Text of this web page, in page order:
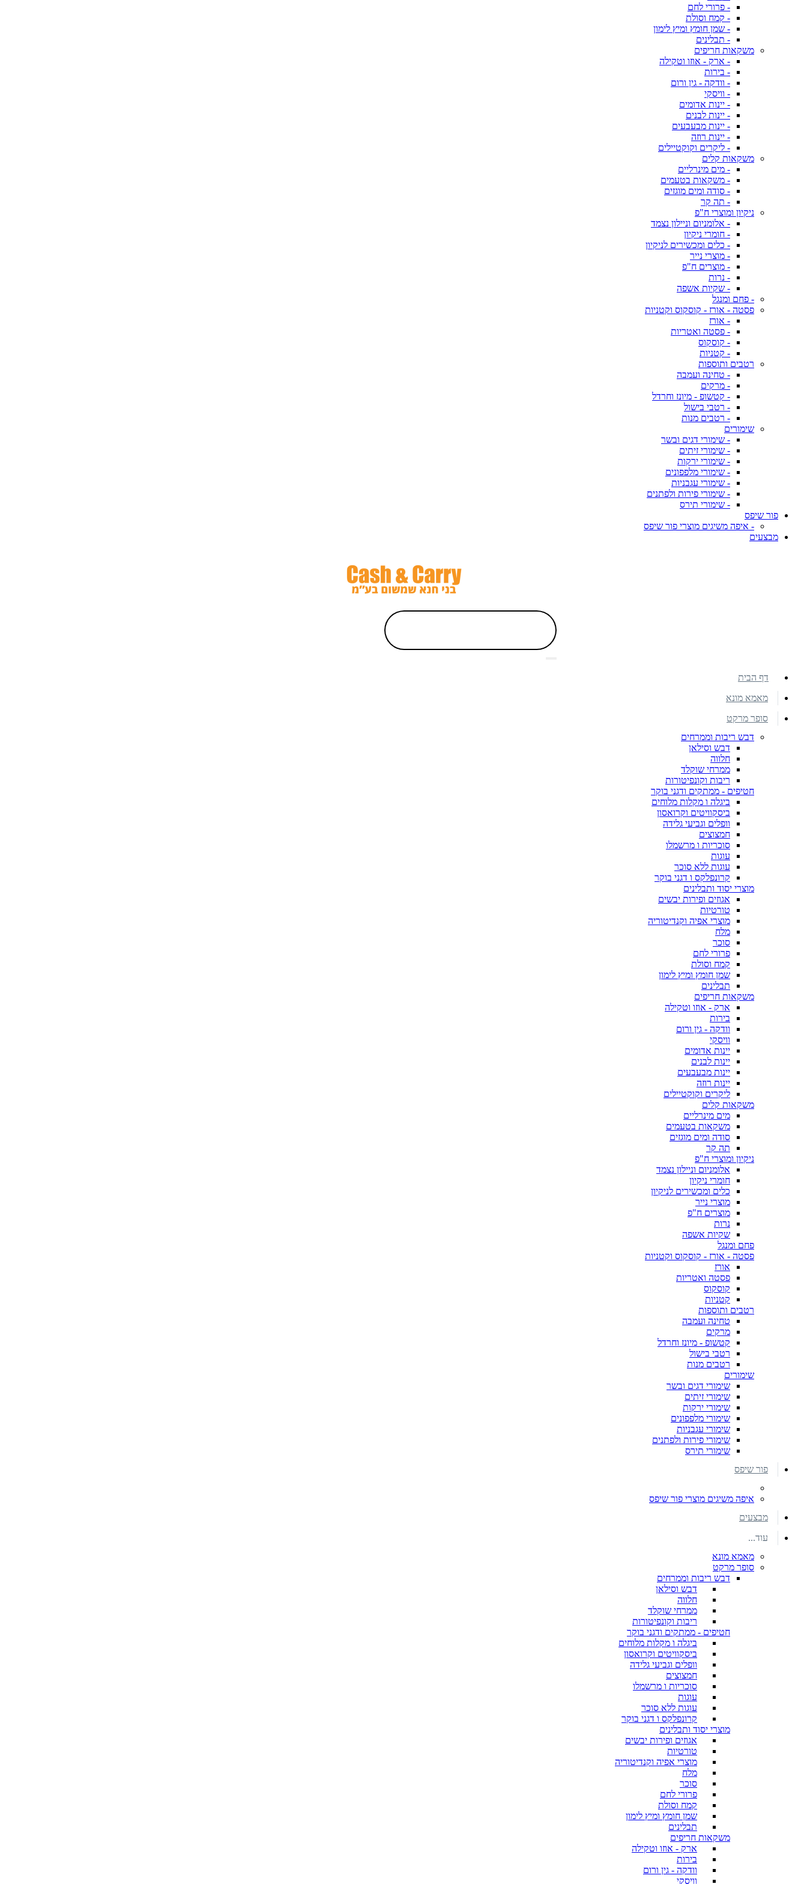
- פרורי לחם
- קמח וסולת
- שמן חומץ ומיץ לימון
- תבלינים
משקאות חריפים
- ארק - אוזו וטקילה
- בירות
- וודקה - גין ורום
- וויסקי
- יינות אדומים
- יינות לבנים
- יינות מבעבעים
- יינות רוזה
- ליקרים וקוקטיילים
משקאות קלים
- מים מינרליים
- משקאות בטעמים
- סודה ומים מוגזים
- תה קר
ניקיון ומוצרי ח"פ
- אלומניום וניילון נצמד
- חומרי ניקיון
- כלים ומכשירים לניקיון
- מוצרי נייר
- מוצרים ח"פ
- נרות
- שקיות אשפה
- פחם ומנגל
פסטה - אורז - קוסקוס וקטניות
- אורז
- פסטה ואטריות
- קוסקוס
- קטניות
רטבים ותוספות
- טחינה ועמבה
- מרקים
- קטשופ - מיונז וחרדל
- רטבי בישול
- רטבים מנות
שימורים
- שימורי דגים ובשר
- שימורי זיתים
- שימורי ירקות
- שימורי מלפפונים
- שימורי עגבניות
- שימורי פירות ולפתנים
- שימורי תירס
פור שיפס
- איפה משיגים מוצרי פור שיפס
מבצעים
דף הבית
מאמא מונא
סופר מרקט
דבש ריבות וממרחים
דבש וסילאן
חלווה
ממרחי שוקלד
ריבות וקונפיטורות
חטיפים - ממתקים ודגני בוקר
ביגלה ו מקלות מלוחים
ביסקוויטים וקרואסון
וופלים וגביעי גלידה
חמצוצים
סוכריות ו מרשמלו
עוגות
עוגות ללא סוכר
קרונפלקס ו דגני בוקר
מוצרי יסוד ותבלינים
אגוזים ופירות יבשים
טורטיות
מוצרי אפיה וקנדיטוריה
מלח
סוכר
פרורי לחם
קמח וסולת
שמן חומץ ומיץ לימון
תבלינים
משקאות חריפים
ארק - אוזו וטקילה
בירות
וודקה - גין ורום
וויסקי
יינות אדומים
יינות לבנים
יינות מבעבעים
יינות רוזה
ליקרים וקוקטיילים
משקאות קלים
מים מינרליים
משקאות בטעמים
סודה ומים מוגזים
תה קר
ניקיון ומוצרי ח"פ
אלומניום וניילון נצמד
חומרי ניקיון
כלים ומכשירים לניקיון
מוצרי נייר
מוצרים ח"פ
נרות
שקיות אשפה
פחם ומנגל
פסטה - אורז - קוסקוס וקטניות
אורז
פסטה ואטריות
קוסקוס
קטניות
רטבים ותוספות
טחינה ועמבה
מרקים
קטשופ - מיונז וחרדל
רטבי בישול
רטבים מנות
שימורים
שימורי דגים ובשר
שימורי זיתים
שימורי ירקות
שימורי מלפפונים
שימורי עגבניות
שימורי פירות ולפתנים
שימורי תירס
פור שיפס
איפה משיגים מוצרי פור שיפס
מבצעים
עוד...
מאמא מונא
סופר מרקט
דבש ריבות וממרחים
דבש וסילאן
חלווה
ממרחי שוקלד
ריבות וקונפיטורות
חטיפים - ממתקים ודגני בוקר
ביגלה ו מקלות מלוחים
ביסקוויטים וקרואסון
וופלים וגביעי גלידה
חמצוצים
סוכריות ו מרשמלו
עוגות
עוגות ללא סוכר
קרונפלקס ו דגני בוקר
מוצרי יסוד ותבלינים
אגוזים ופירות יבשים
טורטיות
מוצרי אפיה וקנדיטוריה
מלח
סוכר
פרורי לחם
קמח וסולת
שמן חומץ ומיץ לימון
תבלינים
משקאות חריפים
ארק - אוזו וטקילה
בירות
וודקה - גין ורום
וויסקי